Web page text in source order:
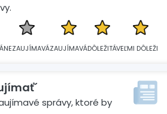
NEZAUJÍMAVÁZAUJÍMAVÁDÔLEŽITÁVEĽMI DÔLEŽITÁ
správy, ktoré by